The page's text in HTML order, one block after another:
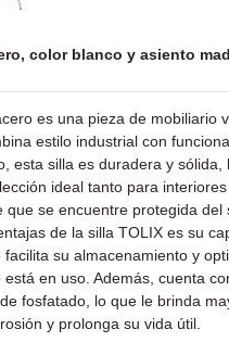
color blanco y asiento
es una pieza de mobiliario
estilo industrial con
esta silla es duradera y sólida,
ideal tanto para
que se encuentre protegida del
de la silla TOLIX es su
su almacenamiento y
en uso. Además, cuenta
fosfatado, lo que le brinda
y prolonga su vida útil.